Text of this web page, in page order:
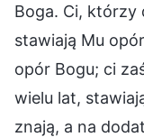
Boga. Ci, którzy
stawiają Mu
opór Bogu; ci
wielu lat,
znają, a na